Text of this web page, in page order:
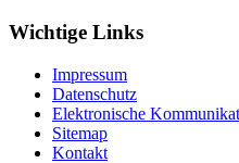
Wichtige Links
Impressum
Datenschutz
Elektronische
Sitemap
Kontakt